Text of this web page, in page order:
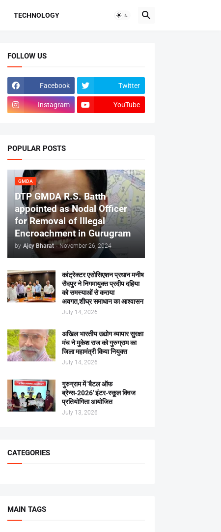
TECHNOLOGY
FOLLOW US
Facebook Twitter
Instagram YouTube
POPULAR POSTS
GMDA
DTP GMDA R.S. Batth
appointed as Nodal Officer
for Removal of Illegal
Encroachment in Gurugram
by Ajey Bharat - November 26, 2024
कांट्रेक्टर एसोसिएशन प्रधान मनीष
सैदपुर ने निगमायुक्त प्रदीप दहिया
को समस्याओं से कराया
अवगत,शीघ्र समाधान का आश्वासन
July 14, 2026
अखिल भारतीय उद्योग व्यापार सुरक्षा
मंच ने मुकेश राज को गुरुग्राम का
जिला महामंत्री किया नियुक्त
July 14, 2026
गुरुग्राम में 'बैटल ऑफ
ब्रेन्स-2026' इंटर-स्कूल क्विज
प्रतियोगिता आयोजित
July 13, 2026
CATEGORIES
MAIN TAGS